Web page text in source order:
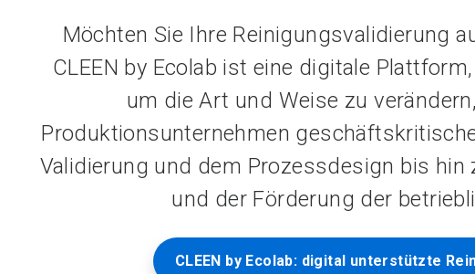
Möchten Sie Ihre Reinigungsvalidierung
CLEEN by Ecolab ist eine digitale
um die Art und Weise zu
Produktionsunternehmen
Validierung und dem Prozessdesign bis
und der Förderung der
CLEEN by Ecolab: digital unterstützte